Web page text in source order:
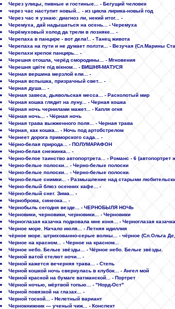
Через улицы, пивные и гостиные... - Бегущий человек
через час наступит новый... - из цикла лирика-новый год
Через час я узнаю: диагноз ли, некий итог... -
Черемуха, дай надышаться на осень... - Черемуха
Черёмуховый холод да трели в лозняке... -
Черепаха в панцире - вот дела!.. - Танец живота
Черепаха на пути и не думает ползти... - Везучая (Сл.Марины
Черепахи крепок панцирь... -
Черешня отошла, черёд смородины... - Мгновения
Черешня цвіте під вікном... - ВИШНЯ-МАТУСЯ
Черная вершина мерзлой ели... -
Черная вспышка, призрачный свет... -
Черная душа... -
Черная завеса, дьявольская месса... - Расколотый мир
Черная кошка глядит на луну... - Черная кошка
Чёрная ночь чернилами мажет... - Капля огня
Чёрная ночь... - Чёрная ночь
Черная трава выжженного поля... - Черная трава
Черная, как кошка... - Ночь под артобстрелом
Чернеет дорога приморского сада... -
Чёрно-белая природа... - ПОЛУМАРАФОН
Черно-белая снежинка... -
Черно-белое таинство автопортрета... - Романс - 6
Черно-белые полоски... - Черно-белые полоски
Черно-белые полоски... - Черно-белые полоски.
Черно-белые снимки... - Размышление над старыми
Черно-белый блюз осенних кафе... -
Чёрно-белый снег. Зима... -
Черноброва, синеока... -
Чернобыль сегодня везде... - ЧЕРНОБЫЛЯ НОЧЬ
Черновики, черновики, черновики... - Черновики
Черноглазая казачка подковала мне коня... - Черноглазая казачка
Черное море. Начало июля... - Летняя идиллия
чёрное море. штрихованно-серые волны... - чёрное (Сл.Ольга
Черное на красном... - Черное на красном...
Чёрное небо. Белые звёзды... - Чёрное небо. Белые звёзды.
Черной ватой стелют ночи... -
Черной кажется вечерняя трава... - Степь
Черной кошкой ночь свернулась в клубок... - Ангел мой
Черной краской на бумаге ватманской... - Портрет
Чёрной ночью, мёртвой топью... - "Норд-Ост"
Черной повязкой на глазах... -
Черной тоской... - Нелетный вариант
Чернокнижник — ученый чиж... - Конспект